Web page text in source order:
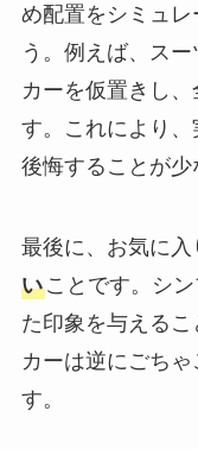
め配置をシミュレ
う。例えば、ス
カーを仮置きし
す。これにより
後悔することが少
最後に、お気に
いことです。シ
た印象を与える
カーは逆にごち
す。